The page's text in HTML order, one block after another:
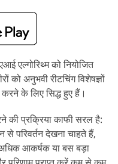
एल्गोरिथ्म को नियोजित
को अनुभवी रीटचिंग विशेषज्ञों
के लिए सिद्ध हुए हैं।
की प्रक्रिया काफी सरल है:
परिवर्तन देखना चाहते हैं,
आकर्षक या बस बड़ा